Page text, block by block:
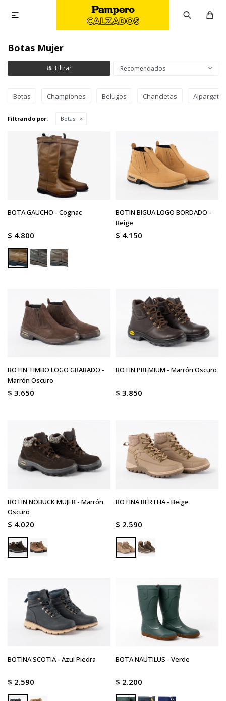

Botas Mujer
Recomendados
Botas Championes Belugos Chancletas Alpargatas
Filtrando por: Botas
BOTA GAUCHO - Cognac
$ 4.800
BOTIN BIGUA LOGO BORDADO -
Beige
$ 4.150
BOTIN TIMBO LOGO GRABADO -
Marrón Oscuro
$ 3.650
BOTIN PREMIUM - Marrón Oscuro
$ 3.850
BOTIN NOBUCK MUJER - Marrón
Oscuro
$ 4.020
BOTINA BERTHA - Beige
$ 2.590
BOTINA SCOTIA - Azul Piedra
$ 2.590
BOTA NAUTILUS - Verde
$ 2.200